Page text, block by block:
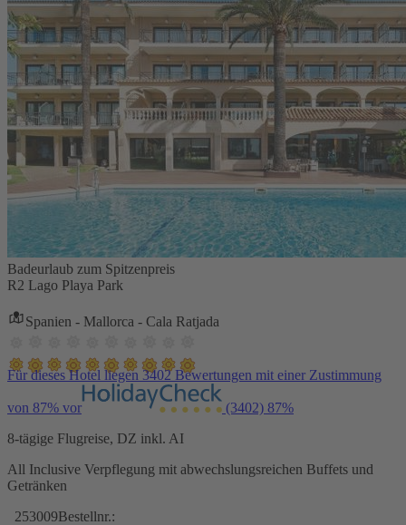
Badeurlaub zum Spitzenpreis
R2 Lago Playa Park
Spanien - Mallorca - Cala Ratjada
Für dieses Hotel liegen 3402 Bewertungen mit einer Zustimmung
von 87% vor (3402) 87%
8-tägige Flugreise, DZ inkl. AI
All Inclusive Verpflegung mit abwechslungsreichen Buffets und
Getränken
253009Bestellnr.: